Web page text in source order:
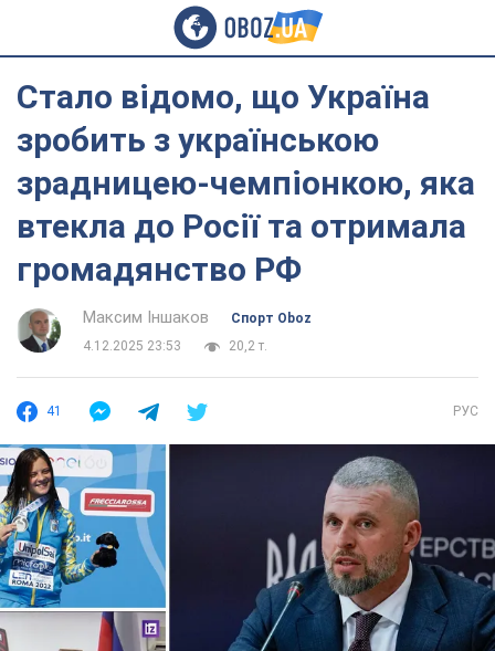
Стало відомо, що Україна
зробить з українською
зрадницею-чемпіонкою, яка
втекла до Росії та отримала
громадянство РФ
Максим Іншаков
Спорт Oboz
4.12.2025 23:53
20,2 т.
41 РУС